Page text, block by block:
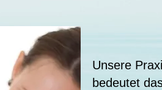
Unsere
bedeutet